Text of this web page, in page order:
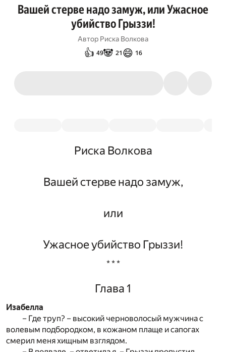
Вашей стерве надо замуж, или Ужасное
убийство Грыззи!
Автор Риска Волкова
👍 49🐼 21 😄 16
Риска Волкова
Вашей стерве надо замуж,
или
Ужасное убийство Грыззи!
* * *
Глава 1
Изабелла
– Где труп? – высокий черноволосый мужчина с
волевым подбородком, в кожаном плаще и сапогах
смерил меня хищным взглядом.